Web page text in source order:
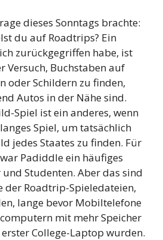
dieses Sonntags brachte:
du auf Roadtrips? Ein
zurückgegriffen habe, ist
Versuch, Buchstaben auf
oder Schildern zu finden,
Autos in der Nähe sind.
Spiel ist ein anderes, wenn
Spiel, um tatsächlich
jedes Staates zu finden. Für
Padiddle ein häufiges
Studenten. Aber das sind
der Roadtrip-Spieledateien,
lange bevor Mobiltelefone
mit mehr Speicher
College-Laptop wurden.